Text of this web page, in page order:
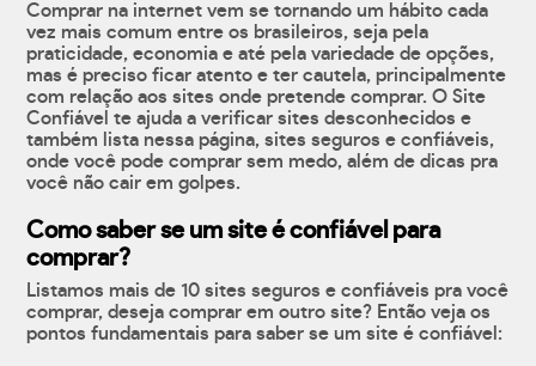
Comprar na internet vem se tornando um hábito cada
vez mais comum entre os brasileiros, seja pela
praticidade, economia e até pela variedade de opções,
mas é preciso ficar atento e ter cautela, principalmente
com relação aos sites onde pretende comprar. O Site
Confiável te ajuda a verificar sites desconhecidos e
também lista nessa página, sites seguros e confiáveis,
onde você pode comprar sem medo, além de dicas pra
você não cair em golpes.
Como saber se um site é confiável para
comprar?
Listamos mais de 10 sites seguros e confiáveis pra você
comprar, deseja comprar em outro site? Então veja os
pontos fundamentais para saber se um site é confiável: